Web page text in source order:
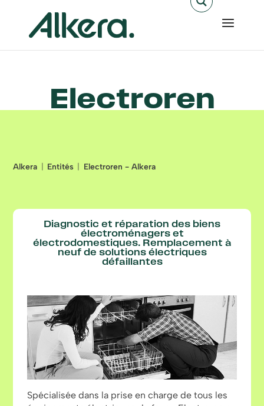
Electroren
Alkera Entités Electroren - Alkera
Diagnostic et réparation des biens
électroménagers et
électrodomestiques. Remplacement à
neuf de solutions électriques
défaillantes
Spécialisée dans la prise en charge de tous les